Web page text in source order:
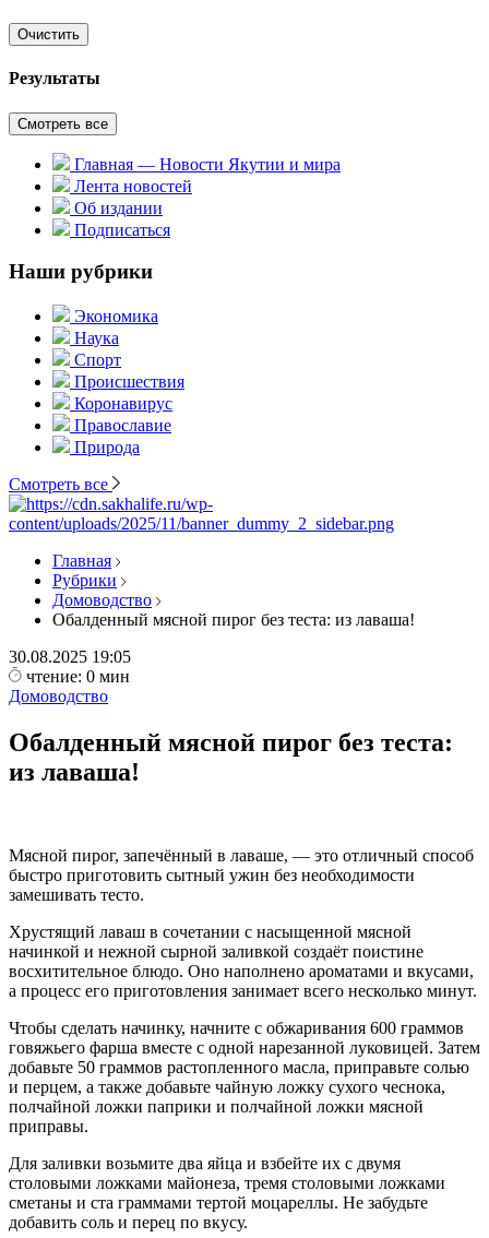
Очистить
Результаты
Смотреть все
Главная — Новости Якутии и мира
Лента новостей
Об издании
Подписаться
Наши рубрики
Экономика
Наука
Спорт
Происшествия
Коронавирус
Православие
Природа
Смотреть все
Главная
Рубрики
Домоводство
Обалденный мясной пирог без теста: из лаваша!
30.08.2025 19:05
чтение: 0 мин
Домоводство
Обалденный мясной пирог без теста:
из лаваша!
Мясной пирог, запечённый в лаваше, — это отличный способ
быстро приготовить сытный ужин без необходимости
замешивать тесто.
Хрустящий лаваш в сочетании с насыщенной мясной
начинкой и нежной сырной заливкой создаёт поистине
восхитительное блюдо. Оно наполнено ароматами и вкусами,
а процесс его приготовления занимает всего несколько минут.
Чтобы сделать начинку, начните с обжаривания 600 граммов
говяжьего фарша вместе с одной нарезанной луковицей. Затем
добавьте 50 граммов растопленного масла, приправьте солью
и перцем, а также добавьте чайную ложку сухого чеснока,
полчайной ложки паприки и полчайной ложки мясной
приправы.
Для заливки возьмите два яйца и взбейте их с двумя
столовыми ложками майонеза, тремя столовыми ложками
сметаны и ста граммами тертой моцареллы. Не забудьте
добавить соль и перец по вкусу.